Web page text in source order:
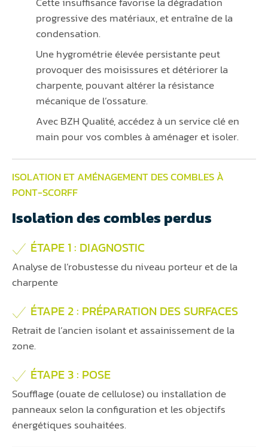
progressive des matériaux, et entraîne de la
condensation.
Une hygrométrie élevée persistante peut
provoquer des moisissures et détériorer la
charpente, pouvant altérer la résistance
mécanique de l’ossature.
Avec BZH Qualité, accédez à un service clé en
main pour vos combles à aménager et isoler.
ISOLATION ET AMÉNAGEMENT DES COMBLES À
PONT-SCORFF
Isolation des combles perdus
ÉTAPE 1 : DIAGNOSTIC
Analyse de l’robustesse du niveau porteur et de la
charpente
ÉTAPE 2 : PRÉPARATION DES SURFACES
Retrait de l’ancien isolant et assainissement de la
zone.
ÉTAPE 3 : POSE
Soufflage (ouate de cellulose) ou installation de
panneaux selon la configuration et les objectifs
énergétiques souhaitées.